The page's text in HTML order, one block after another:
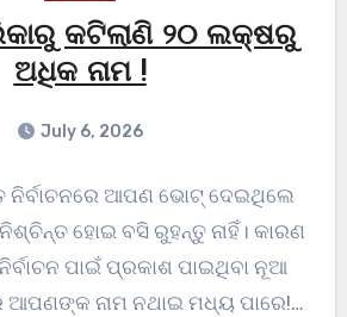
କଟିଲାଣି ୨୦ ଲକ୍ଷରୁ
ଅଧିକ ନାମ !
July 6, 2026
ଆପଣ ଭୋଟ୍ ଦେଇଥିଲେ
ହୋଇ ବସି ରୁହନ୍ତୁ ନାହିଁ। କାରଣ
ପାଇଁ ପ୍ରକାଶ ପାଇଥିବା ନୂଆ
ଆପଣଙ୍କ ନାମ ନଥାଇ ମଧ୍ୟ ପାରେ!…